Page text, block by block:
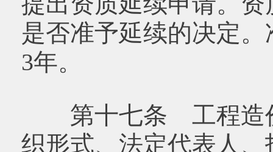
是否准予延续的决定
3年。
第十七条 工程造价
织形式、法定代表人